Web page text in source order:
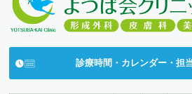
診療時間・カレンダー・担